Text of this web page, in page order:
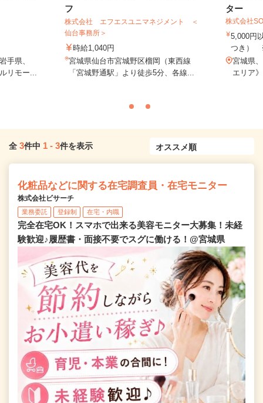
手県、
リモー...
フ
株式会社 エフエスユニマネジメント ＜
仙台事務所＞
時給1,040円
宮城県仙台市宮城野区榴岡（東西線
「宮城野通駅」より徒歩5分、各線...
ター
株式会社
5,000円
つき）
宮城県
エリア》
全 3件中 1 - 3件を表示
化粧品などに関する在宅調査員・在宅モニター
株式会社ビサーチ
業務委託 登録制 在宅・内職
完全在宅OK！スマホで出来る美容モニター大募集！未経
験歓迎♪履歴書・面接不要でスグに働ける！@宮城県